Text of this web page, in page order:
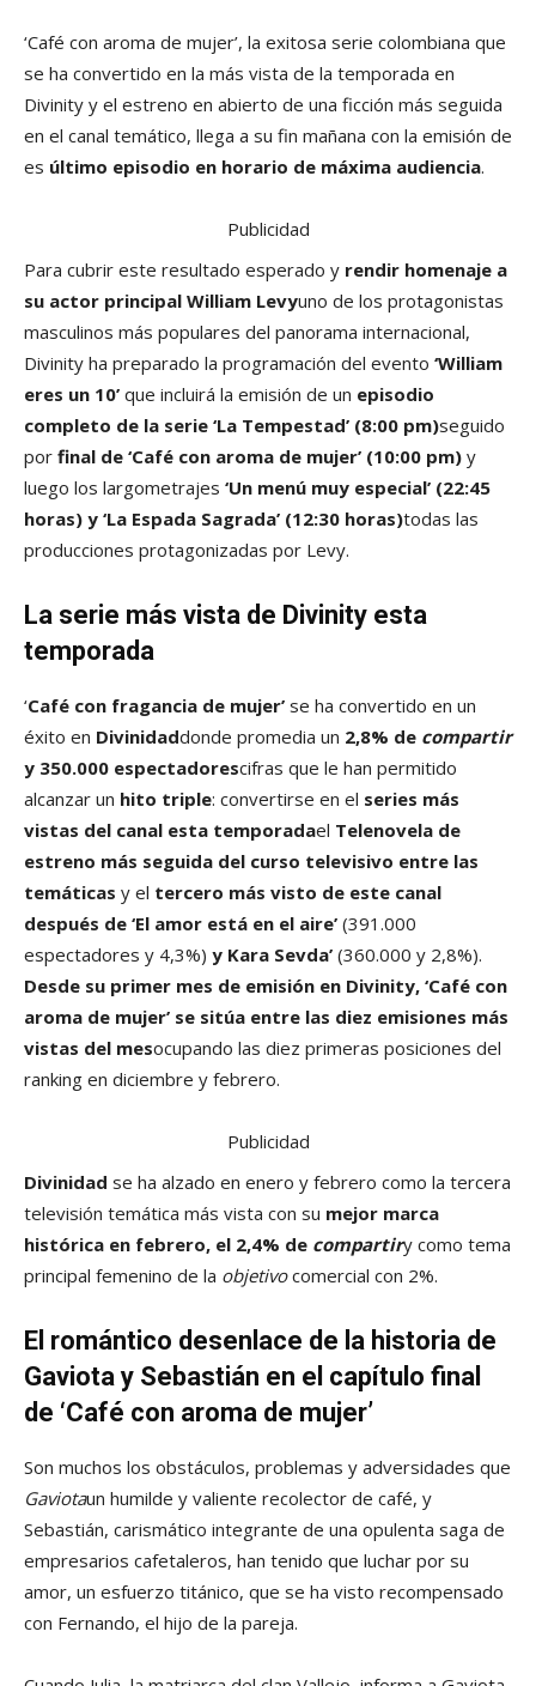
‘Café con aroma de mujer’, la exitosa serie colombiana que
se ha convertido en la más vista de la temporada en
Divinity y el estreno en abierto de una ficción más seguida
en el canal temático, llega a su fin mañana con la emisión de
es último episodio en horario de máxima audiencia.
Publicidad
Para cubrir este resultado esperado y rendir homenaje a
su actor principal William Levyuno de los protagonistas
masculinos más populares del panorama internacional,
Divinity ha preparado la programación del evento ‘William
eres un 10’ que incluirá la emisión de un episodio
completo de la serie ‘La Tempestad’ (8:00 pm)seguido
por final de ‘Café con aroma de mujer’ (10:00 pm) y
luego los largometrajes ‘Un menú muy especial’ (22:45
horas) y ‘La Espada Sagrada’ (12:30 horas)todas las
producciones protagonizadas por Levy.
La serie más vista de Divinity esta
temporada
‘Café con fragancia de mujer’ se ha convertido en un
éxito en Divinidaddonde promedia un 2,8% de compartir
y 350.000 espectadorescifras que le han permitido
alcanzar un hito triple: convertirse en el series más
vistas del canal esta temporadael Telenovela de
estreno más seguida del curso televisivo entre las
temáticas y el tercero más visto de este canal
después de ‘El amor está en el aire’ (391.000
espectadores y 4,3%) y Kara Sevda’ (360.000 y 2,8%).
Desde su primer mes de emisión en Divinity, ‘Café con
aroma de mujer’ se sitúa entre las diez emisiones más
vistas del mesocupando las diez primeras posiciones del
ranking en diciembre y febrero.
Publicidad
Divinidad se ha alzado en enero y febrero como la tercera
televisión temática más vista con su mejor marca
histórica en febrero, el 2,4% de compartiry como tema
principal femenino de la objetivocomercial con 2%.
El romántico desenlace de la historia de
Gaviota y Sebastián en el capítulo final
de ‘Café con aroma de mujer’
Son muchos los obstáculos, problemas y adversidades que
Gaviotaun humilde y valiente recolector de café, y
Sebastián, carismático integrante de una opulenta saga de
empresarios cafetaleros, han tenido que luchar por su
amor, un esfuerzo titánico, que se ha visto recompensado
con Fernando, el hijo de la pareja.